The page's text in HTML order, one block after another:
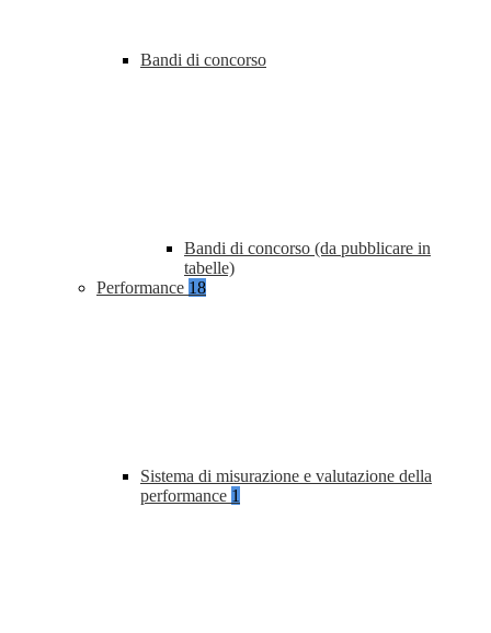
Bandi di concorso
Bandi di concorso (da pubblicare in
tabelle)
Performance 18
Sistema di misurazione e valutazione della
performance 1